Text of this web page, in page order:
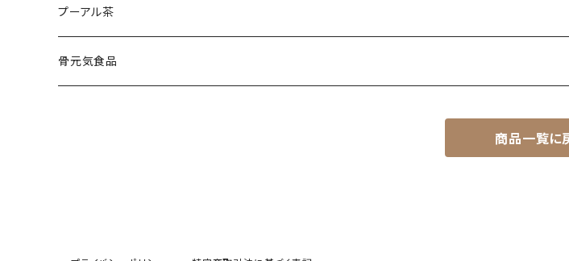
プーアル茶
少林禅茶
山城沱茶
骨元気食品
商品一覧に